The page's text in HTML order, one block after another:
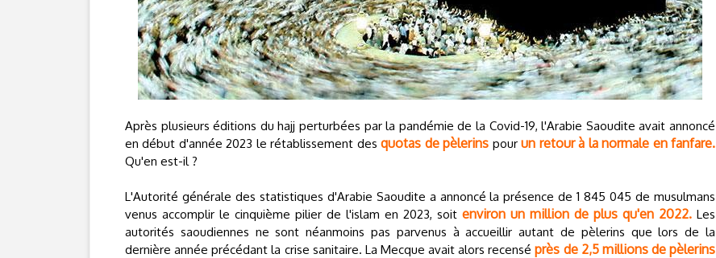
Après plusieurs éditions du hajj perturbées par la pandémie de la Covid-19, l'Arabie Saoudite avait annoncé
en début d'année 2023 le rétablissement desquotas de pèlerins pourun retour à la normale en fanfare.
Qu'en est-il ?
L'Autorité générale des statistiques d'Arabie Saoudite a annoncé la présence de 1 845 045 de musulmans
venus accomplir le cinquième pilier de l'islam en 2023, soit environ un million de plus qu'en 2022. Les
autorités saoudiennes ne sont néanmoins pas parvenus à accueillir autant de pèlerins que lors de la
dernière année précédant la crise sanitaire. La Mecque avait alors recenséprès de 2,5 millions de pèlerins